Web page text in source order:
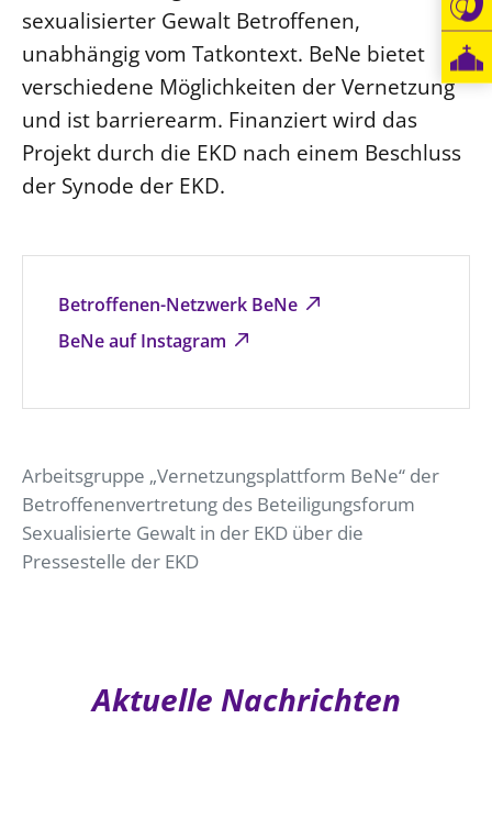
Betroffenen-Netzwerk BeNe
BeNe auf Instagram
sexualisierter Gewalt Betroffenen,
unabhängig vom Tatkontext. BeNe bietet
verschiedene Möglichkeiten der Vernetzung
und ist barrierearm. Finanziert wird das
Projekt durch die EKD nach einem Beschluss
der Synode der EKD.
Arbeitsgruppe „Vernetzungsplattform BeNe“ der
Betroffenenvertretung des Beteiligungsforum
Sexualisierte Gewalt in der EKD über die
Pressestelle der EKD
Aktuelle Nachrichten